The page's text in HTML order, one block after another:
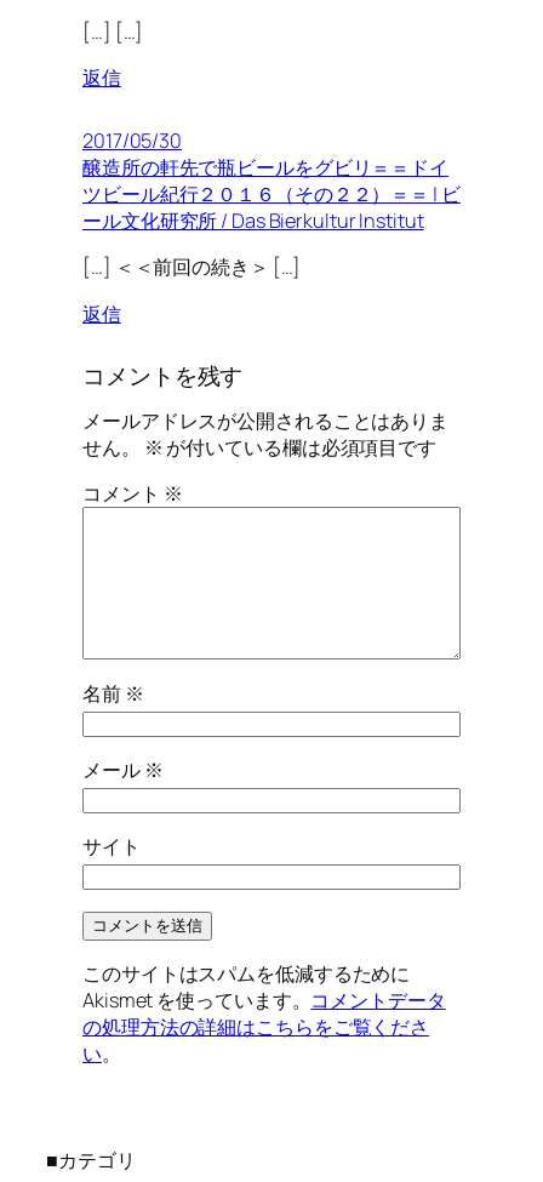
[…] […]
返信
2017/05/30
醸造所の軒先で瓶ビールをグビリ＝＝ドイ
ツビール紀行２０１６（その２２）＝＝ | ビ
ール文化研究所 / Das Bierkultur Institut
[…] ＜＜前回の続き＞ […]
返信
コメントを残す
メールアドレスが公開されることはありま
せん。
※ が付いている欄は必須項目です
コメント ※
名前 ※
メール ※
サイト
このサイトはスパムを低減するために
Akismet を使っています。 コメントデータ
の処理方法の詳細はこちらをご覧くださ
い。
■カテゴリ